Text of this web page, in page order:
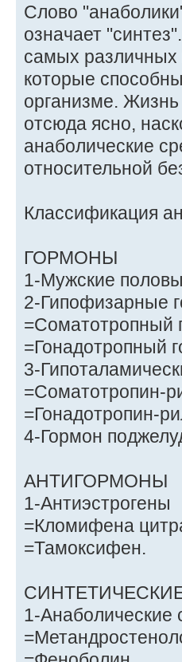
Слово
означает
самых различных
которые
организме.
отсюда ясно,
анаболические
относительной
Классификация
ГОРМОНЫ
1-Мужские
2-Гипофизарные
=Соматотропный
=Гонадотропный
3-
=Соматотропин-
=Гонадотропин-
4-Гормон
АНТИГОРМОНЫ
1-Антиэстрoгены
=Кломифена
=Тамоксифен.
1-Анаболические